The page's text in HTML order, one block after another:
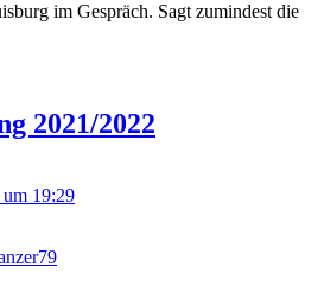
im Gespräch. Sagt zumindest die
2021/2022
19:29